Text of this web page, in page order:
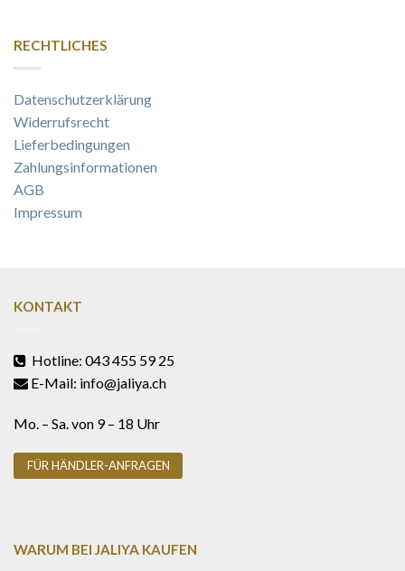
RECHTLICHES
Datenschutzerklärung
Widerrufsrecht
Lieferbedingungen
Zahlungsinformationen
AGB
Impressum
KONTAKT
Hotline: 043 455 59 25
E-Mail: info@jaliya.ch
Mo. – Sa. von 9 – 18 Uhr
FÜR HÄNDLER-ANFRAGEN
WARUM BEI JALIYA KAUFEN